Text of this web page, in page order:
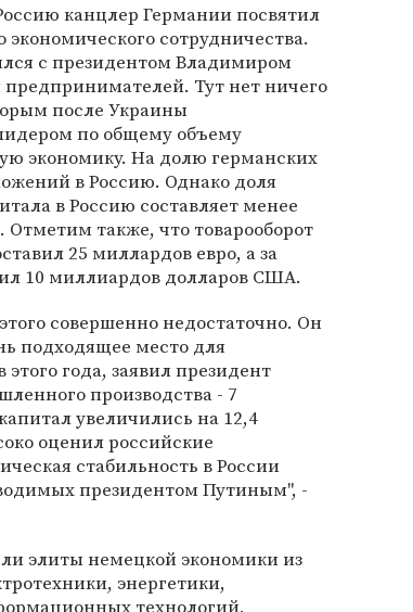
канцлер Германии посвятил
сотрудничества.
с президентом Владимиром
Тут нет ничего
после Украины
по общему объему
экономику. На долю германских
в Россию. Однако доля
в Россию составляет менее
также, что товарооборот
25 миллардов евро, а за
10 миллиардов долларов США.
совершенно недостаточно. Он
подходящее место для
года, заявил президент
производства - 7
увеличились на 12,4
оценил российские
стабильность в России
президентом Путиным", -
элиты немецкой экономики из
энергетики,